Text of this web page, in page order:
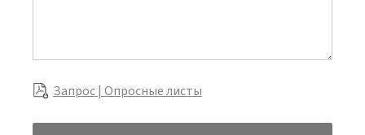
Запрос | Опросные листы